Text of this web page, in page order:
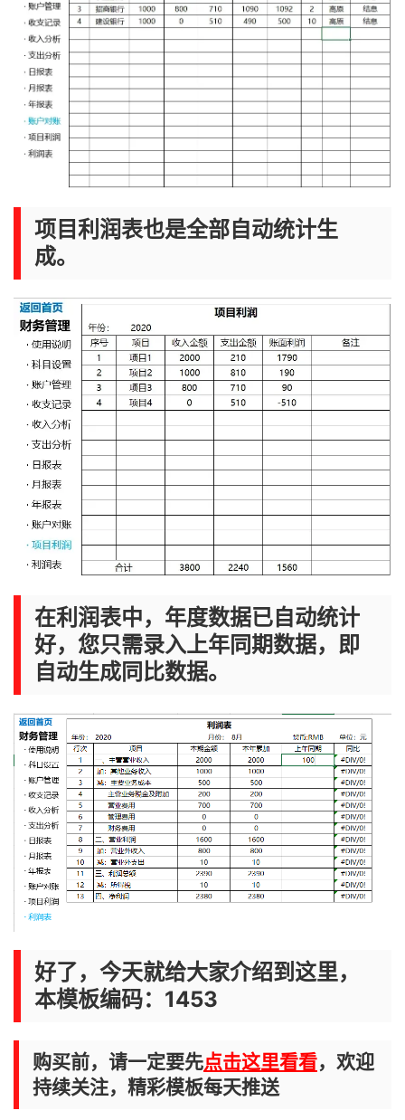
项目利润表也是全部自动统计生
成。
在利润表中，年度数据已自动统计
好，您只需录入上年同期数据，即
自动生成同比数据。
好了，今天就给大家介绍到这里，
本模板编码：1453
购买前，请一定要先点击这里看看，欢迎
持续关注，精彩模板每天推送